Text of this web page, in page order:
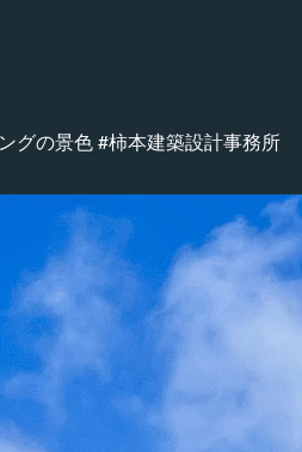
グの景色 #柿本建築設計事務所